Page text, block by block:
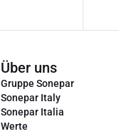
Über uns
Gruppe Sonepar
Sonepar Italy
Sonepar Italia
Werte